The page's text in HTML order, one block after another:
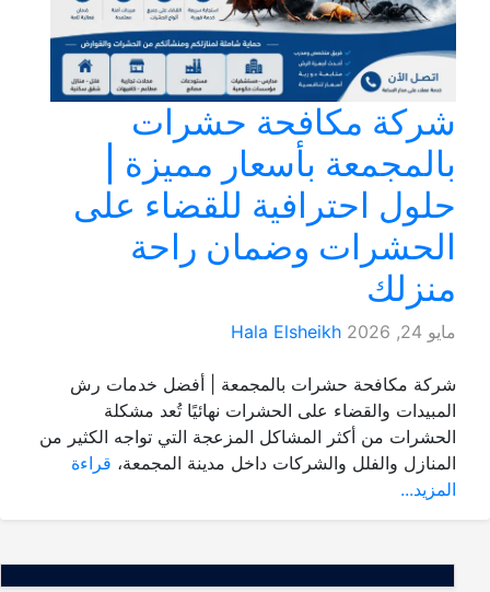
شركة مكافحة حشرات
بالمجمعة بأسعار مميزة |
حلول احترافية للقضاء على
الحشرات وضمان راحة
منزلك
مايو 24, 2026 Hala Elsheikh
شركة مكافحة حشرات بالمجمعة | أفضل خدمات رش
المبيدات والقضاء على الحشرات نهائيًا تُعد مشكلة
الحشرات من أكثر المشاكل المزعجة التي تواجه الكثير من
المنازل والفلل والشركات داخل مدينة المجمعة، قراءة
المزيد...